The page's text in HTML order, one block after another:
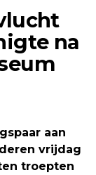
na
aan
vrijdag
troepten